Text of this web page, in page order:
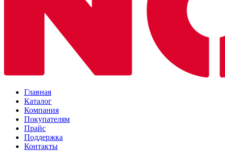
Главная
Каталог
Компания
Покупателям
Прайс
Поддержка
Контакты